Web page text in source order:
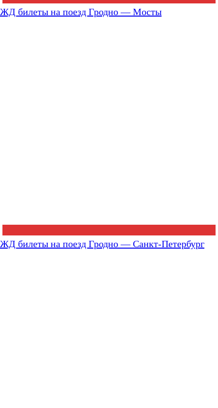
ЖД билеты на поезд Гродно — Мосты
ЖД билеты на поезд Гродно — Санкт-Петербург